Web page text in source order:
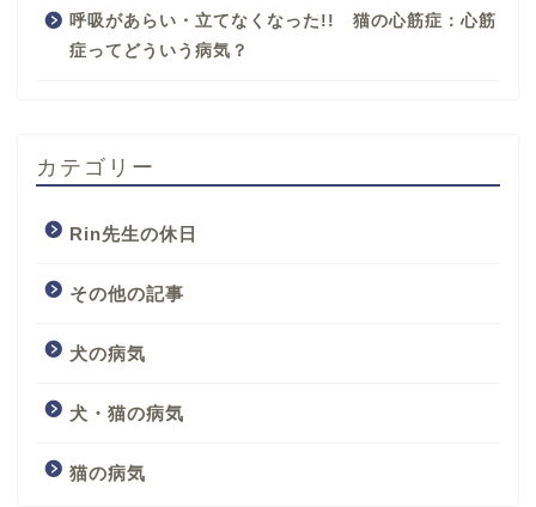
呼吸があらい・立てなくなった!! 猫の心筋症：心筋
症ってどういう病気？
カテゴリー
Rin先生の休日
その他の記事
犬の病気
犬・猫の病気
猫の病気